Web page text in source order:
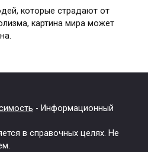
которые страдают от
картина мира может
- Информационный
в справочных целях. Не